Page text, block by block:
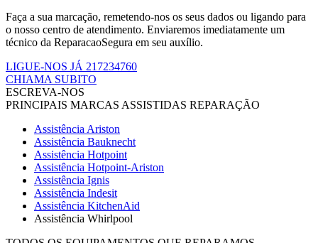
Faça a sua marcação, remetendo-nos os seus dados ou ligando para
o nosso centro de atendimento. Enviaremos imediatamente um
técnico da ReparacaoSegura em seu auxílio.
LIGUE-NOS JÁ 217234760
CHIAMA SUBITO
ESCREVA-NOS
PRINCIPAIS MARCAS ASSISTIDAS REPARAÇÃO
Assistência Ariston
Assistência Bauknecht
Assistência Hotpoint
Assistência Hotpoint-Ariston
Assistência Ignis
Assistência Indesit
Assistência KitchenAid
Assistência Whirlpool